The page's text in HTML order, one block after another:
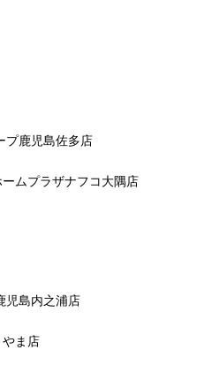
プ鹿児島佐多店
ムプラザナフコ大隅店
児島内之浦店
やま店